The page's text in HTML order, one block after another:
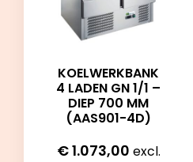
KOELWERKBANK
4 LADEN GN 1/1 –
DIEP 700 MM
(AAS901-4D)
€1.073,00 excl.